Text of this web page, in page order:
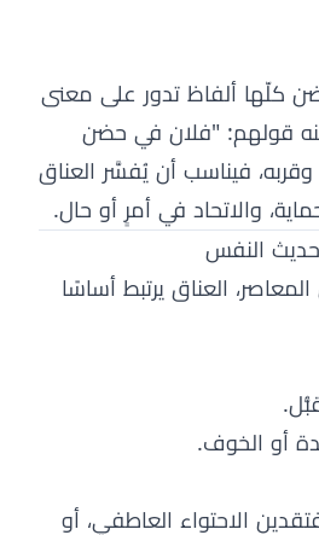
كلّها ألفاظ تدور على معنى
قولهم: "فلان في حضن
فيناسب أن يُفسَّر العناق
والاتحاد في أمرٍ أو حال.
النفس
العناق يرتبط أساسًا
أو الخوف.
الاحتواء العاطفي، أو